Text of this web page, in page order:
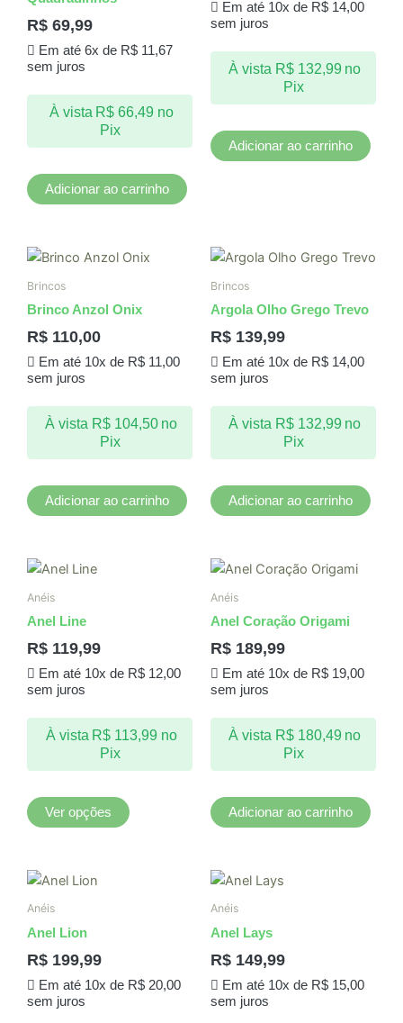
R$ 69,99
Em até 6x de R$11,67
sem juros
À vista R$ 66,49 no
Pix
Adicionar ao carrinho
Em até 10x de R$14,00
sem juros
À vista R$132,99 no
Pix
Adicionar ao carrinho
Brincos
Brinco Anzol Onix
R$ 110,00
Em até 10x de R$11,00
sem juros
À vista R$104,50 no
Pix
Adicionar ao carrinho
Brincos
Argola Olho Grego Trevo
R$ 139,99
Em até 10x de R$14,00
sem juros
À vista R$132,99 no
Pix
Adicionar ao carrinho
Anéis
Anel Line
R$ 119,99
Em até 10x de R$12,00
sem juros
À vista R$ 113,99 no
Pix
Ver opções
As
podem
ser
página
Anéis
Anel Coração Origami
R$ 189,99
Em até 10x de R$19,00
sem juros
À vista R$180,49 no
Pix
Adicionar ao carrinho
Anéis
Anel Lion
R$ 199,99
Em até 10x de R$20,00
sem juros
Anéis
Anel Lays
R$ 149,99
Em até 10x de R$15,00
sem juros